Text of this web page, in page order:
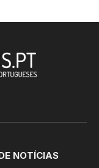
NOTÍCIAS